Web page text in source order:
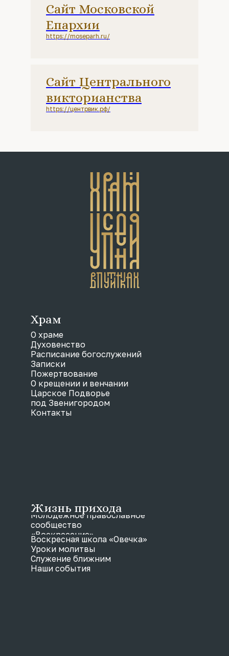
Сайт Центрального
викторианства
https://центрвик.рф/
Сайт Московской
Епархии
https://moseparh.ru/
Храм
О храме
Духовенство
Расписание богослужений
Записки
Пожертвование
О крещении и венчании
Царское Подворье
под Звенигородом
Контакты
Жизнь прихода
Молодежное православное
сообщество
«Воскресение»
Воскресная школа «Овечка»
Уроки молитвы
Служение ближним
Наши события